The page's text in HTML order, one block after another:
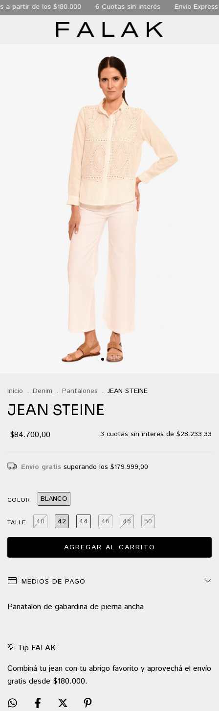
de los $180.000 6 Cuotas sin interés Envio Express de 24
Inicio . Denim . Pantalones . JEAN STEINE
JEAN STEINE
$84.700,00 3 cuotas sin interés de $28.233,33
Envío gratis superando los $179.999,00
COLOR BLANCO
TALLE 40 42 44 46 48 50
MEDIOS DE PAGO
Panatalon de gabardina de pierna ancha
💡 Tip FALAK
Combiná tu jean con tu abrigo favorito y aprovechá el envío
gratis desde $180.000.